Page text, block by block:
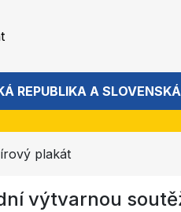
REPUBLIKA A
plakát
výtvarnou